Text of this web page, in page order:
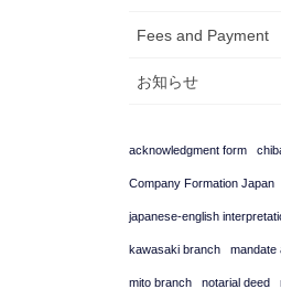
Fees and Payment
お知らせ
acknowledgment form
Company Formation Japan
japanese-english
kawasaki branch mandate
mito branch notarial deed